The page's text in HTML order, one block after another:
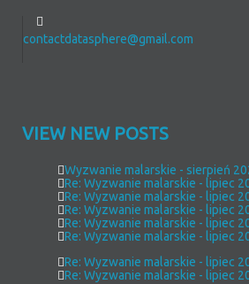
contactdatasphere@gmail.com
VIEW NEW POSTS
Wyzwanie malarskie - sierpień
Re: Wyzwanie malarskie - lipiec
Re: Wyzwanie malarskie - lipiec
Re: Wyzwanie malarskie - lipiec
Re: Wyzwanie malarskie - lipiec
Re: Wyzwanie malarskie - lipiec
Re: Wyzwanie malarskie - lipiec
Re: Wyzwanie malarskie - lipiec